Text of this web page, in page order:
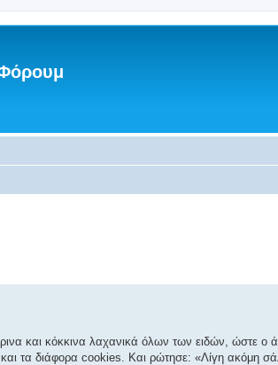
και κόκκινα λαχανικά όλων των ειδών, ώστε ο
τα διάφορα cookies. Και ρώτησε: «Λίγη ακόμη